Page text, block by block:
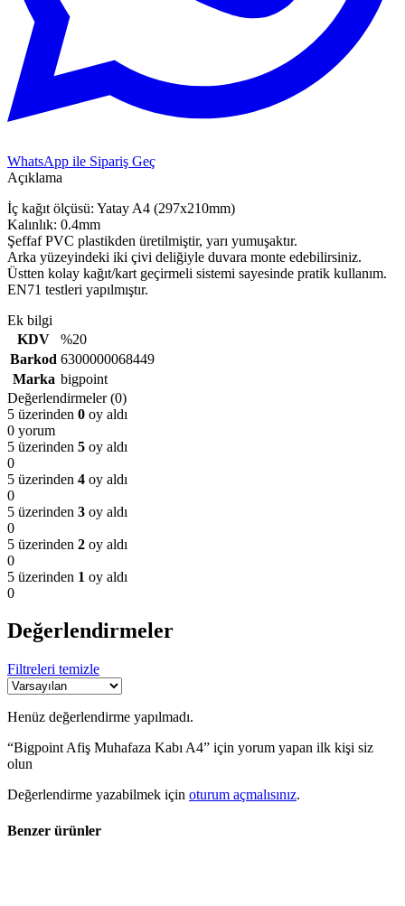
WhatsApp ile Sipariş Geç
Açıklama
İç kağıt ölçüsü: Yatay A4 (297x210mm)
Kalınlık: 0.4mm
Şeffaf PVC plastikden üretilmiştir, yarı yumuşaktır.
Arka yüzeyindeki iki çivi deliğiyle duvara monte edebilirsiniz.
Üstten kolay kağıt/kart geçirmeli sistemi sayesinde pratik kullanım.
EN71 testleri yapılmıştır.
Ek bilgi
KDV
%20
Barkod 6300000068449
Marka bigpoint
Değerlendirmeler (0)
5 üzerinden 0 oy aldı
0 yorum
5 üzerinden 5 oy aldı
0
5 üzerinden 4 oy aldı
0
5 üzerinden 3 oy aldı
0
5 üzerinden 2 oy aldı
0
5 üzerinden 1 oy aldı
0
Değerlendirmeler
Filtreleri temizle
Henüz değerlendirme yapılmadı.
“Bigpoint Afiş Muhafaza Kabı A4” için yorum yapan ilk kişi siz
olun
Değerlendirme yazabilmek için oturum açmalısınız.
Benzer ürünler